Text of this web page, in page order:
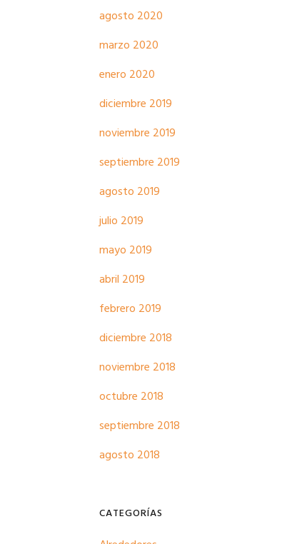
agosto 2020
marzo 2020
enero 2020
diciembre 2019
noviembre 2019
septiembre 2019
agosto 2019
julio 2019
mayo 2019
abril 2019
febrero 2019
diciembre 2018
noviembre 2018
octubre 2018
septiembre 2018
agosto 2018
CATEGORÍAS